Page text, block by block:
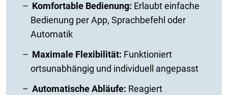
Komfortable Bedienung: Erlaubt einfache
Bedienung per App, Sprachbefehl oder
Automatik
Maximale Flexibilität: Funktioniert
ortsunabhängig und individuell angepasst
Automatische Abläufe: Reagiert